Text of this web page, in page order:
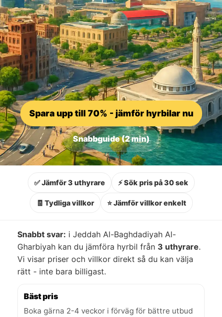
Spara upp till 70% - jämför hyrbilar nu
Snabbguide (2 min)
✅ Jämför 3 uthyrare ⚡ Sök pris på 30 sek
🧾 Tydliga villkor ⭐ Jämför villkor enkelt
Snabbt svar: i Jeddah Al-Baghdadiyah Al-
Gharbiyah kan du jämföra hyrbil från 3 uthyrare.
Vi visar priser och villkor direkt så du kan välja
rätt - inte bara billigast.
Bäst pris
Boka gärna 2-4 veckor i förväg för bättre utbud